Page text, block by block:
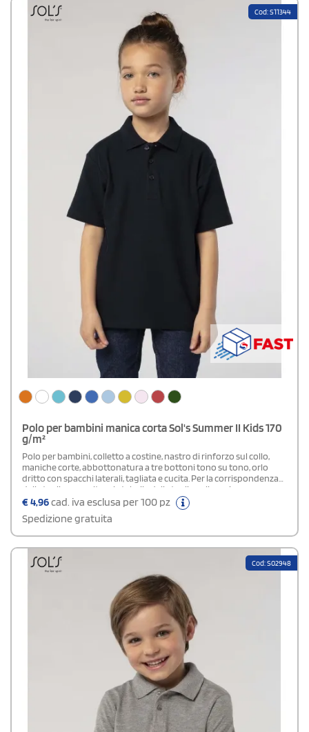
Cod: S11344
Polo per bambini manica corta Sol's Summer II Kids 170
g/m²
Polo per bambini, colletto a costine, nastro di rinforzo sul collo,
maniche corte, abbottonatura a tre bottoni tono su tono, orlo
dritto con spacchi laterali, tagliata e cucita. Per la corrispondenza
delle taglie, consultare la tabella delle taglie nella sezione
documentazione del prodotto.TAGLIE: L (4 Anni) - XL (6 Anni) - XXL
(8 Anni) - 3XL (10 Anni) - 4XL (12 Anni).Certificazione: OEKO-TEX®
standard 100 - PETA - Approved Vegan.
€4,96cad. iva esclusa per 100 pz
Spedizione gratuita
Cod: S02948